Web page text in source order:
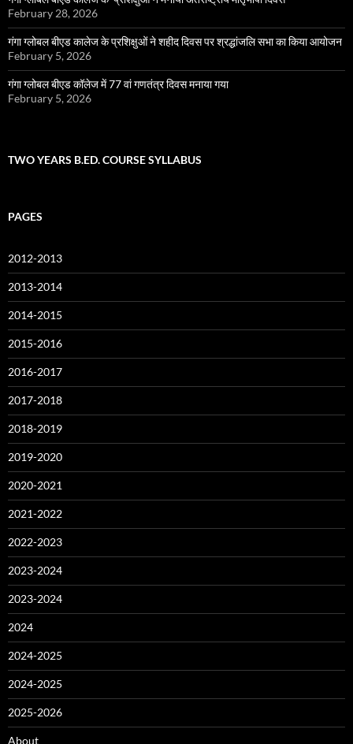
February 28, 2026
गंगा ग्लोबल बीएड कालेज के प्रशिक्षुओं ने शहीद दिवस पर श्रद्धांजलि सभा का किया आयोजन
February 5, 2026
गंगा ग्लोबल बीएड कॉलेज में 77 वां गणतंत्र दिवस मनाया गया
February 5, 2026
TWO YEARS B.ED. COURSE SYLLABUS
PAGES
2012-2013
2013-2014
2014-2015
2015-2016
2016-2017
2017-2018
2018-2019
2019-2020
2020-2021
2021-2022
2022-2023
2023-2024
2023-2024
2024
2024-2025
2024-2025
2025-2026
About